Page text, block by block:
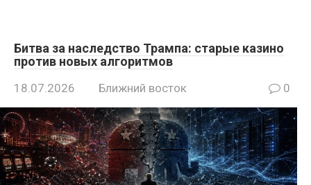
Битва за наследство Трампа: старые казино
против новых алгоритмов
18.07.2026 Ближний восток 0